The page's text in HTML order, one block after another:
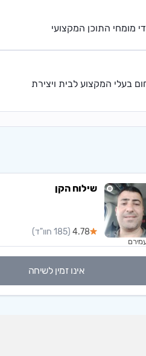
מומחי התוכן המקצועי
בעלי המקצוע לבית ויצירת
שילוח הקן
4.78 (185 חוו"ד)
אינו זמין לשיחה